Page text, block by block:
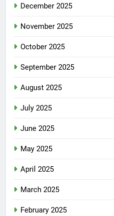
December 2025
November 2025
October 2025
September 2025
August 2025
July 2025
June 2025
May 2025
April 2025
March 2025
February 2025